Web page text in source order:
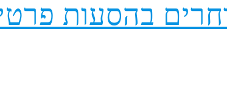
בהסעות